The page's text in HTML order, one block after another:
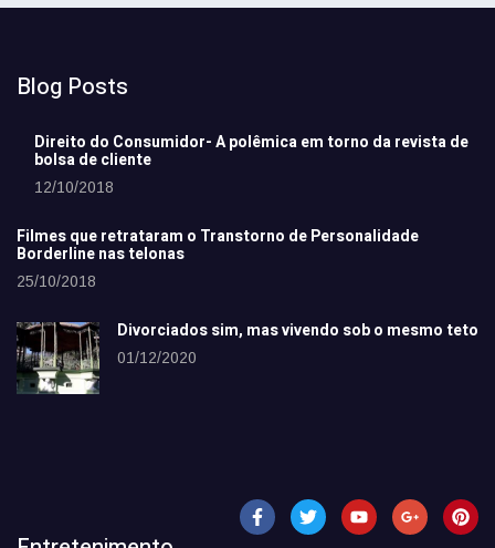
Blog Posts
Direito do Consumidor- A polêmica em torno da revista de
bolsa de cliente
12/10/2018
Filmes que retrataram o Transtorno de Personalidade
Borderline nas telonas
25/10/2018
Divorciados sim, mas vivendo sob o mesmo teto
01/12/2020